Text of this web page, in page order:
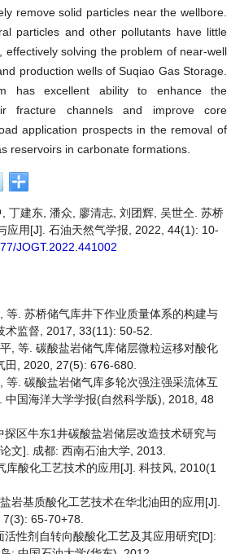
remove solid particles near the wellbore.
particles and other pollutants have little
effectively solving the problem of near-well
production wells of Suqiao Gas Storage.
has excellent ability to enhance the
fracture channels and improve core
application prospects in the removal of
reservoirs in carbonate formations.
丁建东, 潘众, 廖清志, 刘团辉, 吴世仝. 苏桥
应用[J]. 石油天然气学报, 2022, 44(1): 10-
JOGT.2022.441002
等. 苏桥储气库井下作业质量体系的构建与
术监督, 2017, 33(11): 50-52.
, 等. 碳酸盐岩储气库储层微粒运移对酸化
田, 2020, 27(5): 676-680.
等. 碳酸盐岩储气库多轮次强注强采流体互
中国海洋大学学报(自然科学版), 2018, 48
探区牛东1井碳酸盐岩储层改造技术研究与
文]. 成都: 西南石油大学, 2013.
库酸化工艺技术的应用[J]. 科技风, 2010(1
岩基质酸化工艺技术在华北油田的应用[J].
65-70+78.
活性剂自转向酸酸化工艺及其应用研究[D]: